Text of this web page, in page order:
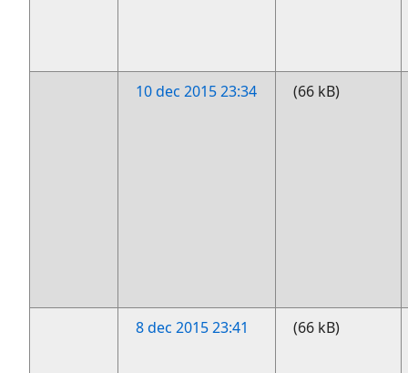
10 dec 2015 23:34 (66 kB)
8 dec 2015 23:41 (66 kB)